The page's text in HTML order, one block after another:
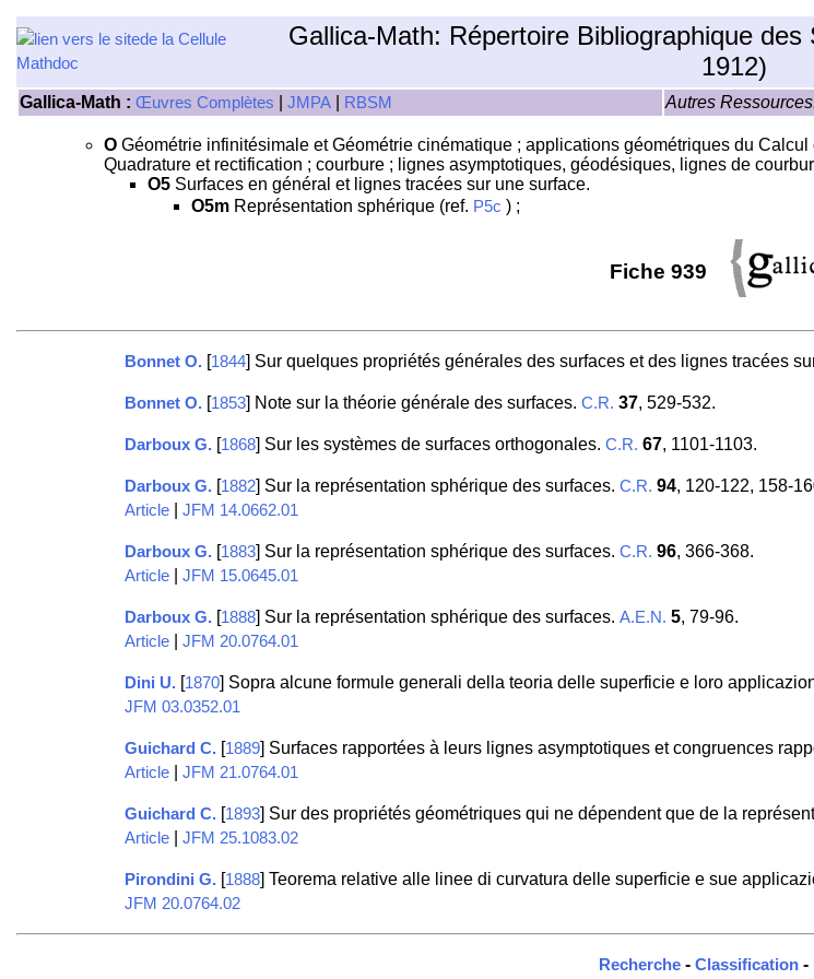
Gallica-Math: Répertoire Bibliographique
1912)
Gallica-Math : Œuvres Complètes JMPA RBSM Autres
O Géométrie infinitésimale et Géométrie cinématique ; applications géométriques du
Quadrature et rectification ; courbure ; lignes asymptotiques, géodésiques, lignes de
O5 Surfaces en général et lignes tracées sur une surface.
O5m Représentation sphérique (ref. P5c ) ;
Fiche 939
Bonnet O. [1844] Sur quelques propriétés générales des surfaces et des lignes tracées
Bonnet O. [1853] Note sur la théorie générale des surfaces. C.R. 37, 529-532.
Darboux G. [1868] Sur les systèmes de surfaces orthogonales. C.R. 67, 1101-1103.
Darboux G. [1882] Sur la représentation sphérique des surfaces. C.R. 94, 120-122, 158-
Article| JFM 14.0662.01
Darboux G. [1883] Sur la représentation sphérique des surfaces. C.R. 96, 366-368.
Article| JFM 15.0645.01
Darboux G. [1888] Sur la représentation sphérique des surfaces. A.E.N. 5, 79-96.
Article| JFM 20.0764.01
Dini U. [1870] Sopra alcune formule generali della teoria delle superficie e loro
JFM 03.0352.01
Guichard C. [1889] Surfaces rapportées à leurs lignes asymptotiques et congruences
Article| JFM 21.0764.01
Guichard C. [1893] Sur des propriétés géométriques qui ne dépendent que de la
Article| JFM 25.1083.02
Pirondini G. [1888] Teorema relative alle linee di curvatura delle superficie e sue
JFM 20.0764.02
Recherche - Classification -